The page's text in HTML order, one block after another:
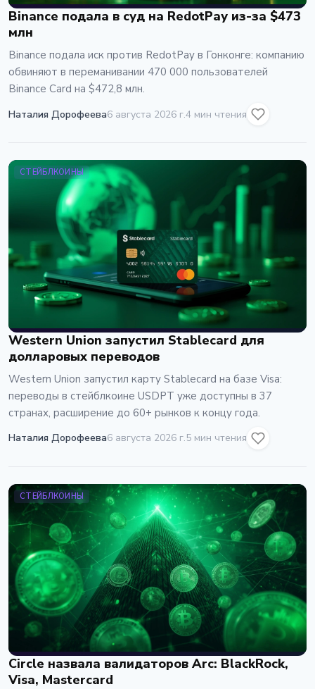
Binance подала в суд на RedotPay из-за $473
млн
Binance подала иск против RedotPay в Гонконге: компанию
обвиняют в переманивании 470 000 пользователей
Binance Card на $472,8 млн.
Наталия Дорофеева6 августа 2026 г.4 мин чтения
СТЕЙБЛКОИНЫ
Western Union запустил Stablecard для
долларовых переводов
Western Union запустил карту Stablecard на базе Visa:
переводы в стейблкоине USDPT уже доступны в 37
странах, расширение до 60+ рынков к концу года.
Наталия Дорофеева6 августа 2026 г.5 мин чтения
СТЕЙБЛКОИНЫ
Circle назвала валидаторов Arc: BlackRock,
Visa, Mastercard